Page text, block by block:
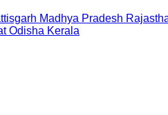
Madhya Pradesh
Odisha Kerala